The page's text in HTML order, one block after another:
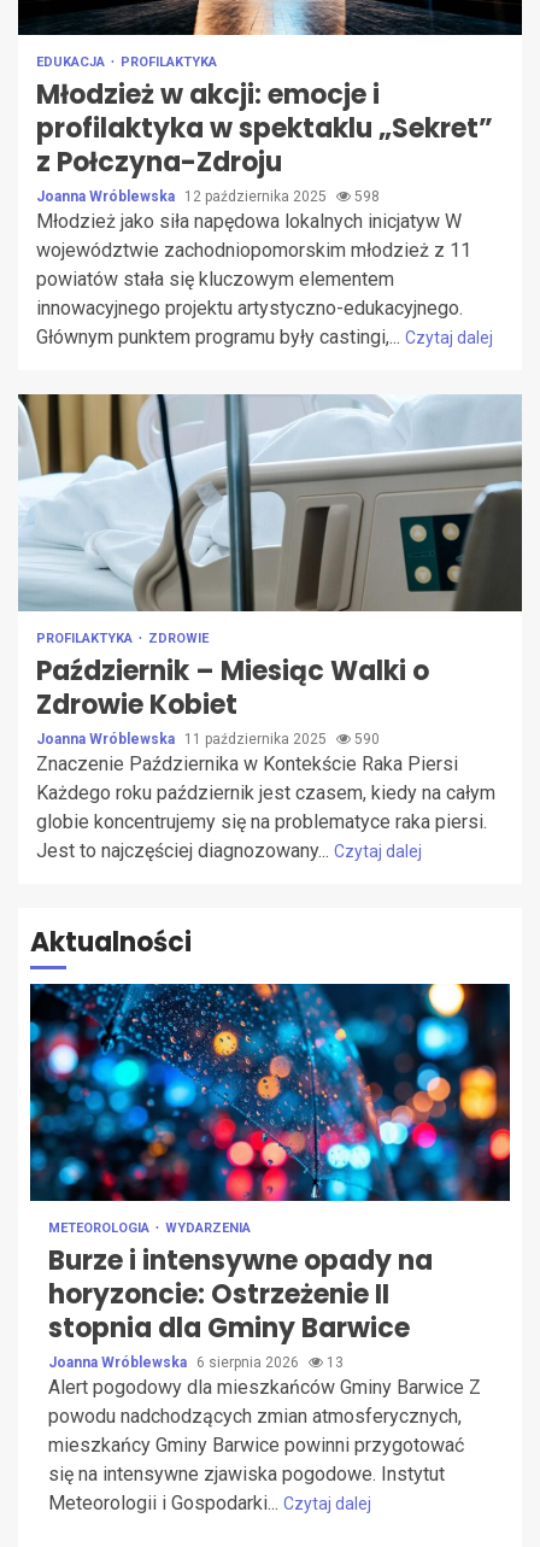
EDUKACJA PROFILAKTYKA
Młodzież w akcji: emocje i
profilaktyka w spektaklu „Sekret”
z Połczyna-Zdroju
Joanna Wróblewska 12 października 2025 598
Młodzież jako siła napędowa lokalnych inicjatyw W
województwie zachodniopomorskim młodzież z 11
powiatów stała się kluczowym elementem
innowacyjnego projektu artystyczno-edukacyjnego.
Głównym punktem programu były castingi,... Czytaj dalej
PROFILAKTYKA ZDROWIE
Październik – Miesiąc Walki o
Zdrowie Kobiet
Joanna Wróblewska 11 października 2025 590
Znaczenie Października w Kontekście Raka Piersi
Każdego roku październik jest czasem, kiedy na całym
globie koncentrujemy się na problematyce raka piersi.
Jest to najczęściej diagnozowany... Czytaj dalej
Aktualności
METEOROLOGIA WYDARZENIA
Burze i intensywne opady na
horyzoncie: Ostrzeżenie II
stopnia dla Gminy Barwice
Joanna Wróblewska 6 sierpnia 2026 13
Alert pogodowy dla mieszkańców Gminy Barwice Z
powodu nadchodzących zmian atmosferycznych,
mieszkańcy Gminy Barwice powinni przygotować
się na intensywne zjawiska pogodowe. Instytut
Meteorologii i Gospodarki... Czytaj dalej